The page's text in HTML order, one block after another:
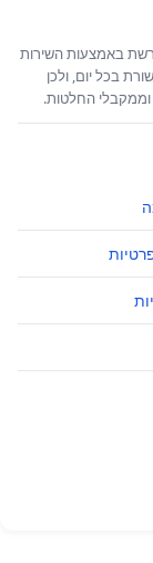
באמצעות השירות
בכל יום, ולכן
החלטות.